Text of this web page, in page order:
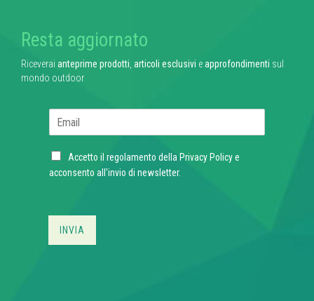
Resta aggiornato
Riceverai anteprime prodotti articoli esclusivi eapprofondimenti sul
mondo outdoor
l
C
h
Accetto il regolamento della Privacy Policye
acconsento all'invio di newsletter.
INVIA